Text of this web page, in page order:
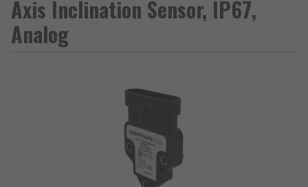
Axis Inclination Sensor, IP67,
Analog